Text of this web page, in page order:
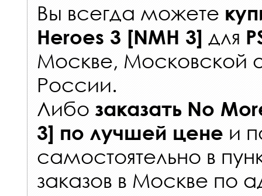
Вы всегда можете
Heroes 3 [NMH 3] для
Москве, Московской
России.
Либо заказать No
3] по лучшей цене и
самостоятельно в
заказов в Москве по